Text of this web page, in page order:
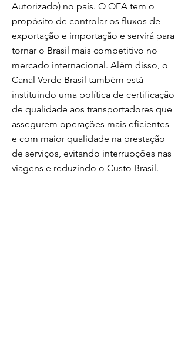
Autorizado) no país. O OEA tem o
propósito de controlar os fluxos de
exportação e importação e servirá para
tornar o Brasil mais competitivo no
mercado internacional. Além disso, o
Canal Verde Brasil também está
instituindo uma política de certificação
de qualidade aos transportadores que
assegurem operações mais eficientes
e com maior qualidade na prestação
de serviços, evitando interrupções nas
viagens e reduzindo o Custo Brasil.